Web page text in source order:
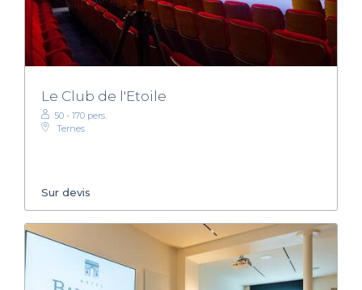
Le Club de l'Etoile
50 - 170 pers.
Ternes
Sur devis